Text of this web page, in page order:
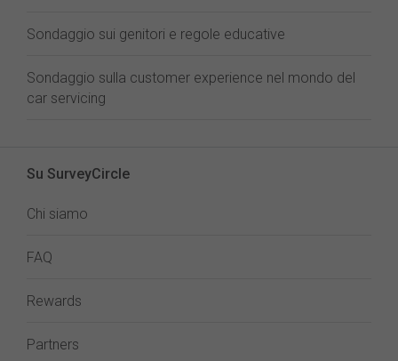
Sondaggio sui genitori e regole educative
Sondaggio sulla customer experience nel mondo del
car servicing
Su SurveyCircle
Chi siamo
FAQ
Rewards
Partners